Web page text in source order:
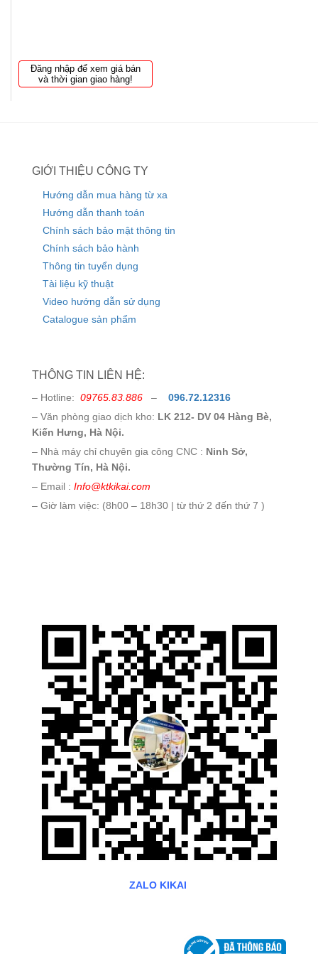
Đăng nhập để xem giá bán
và thời gian giao hàng!
GIỚI THIỆU CÔNG TY
Hướng dẫn mua hàng từ xa
Hướng dẫn thanh toán
Chính sách bảo mật thông tin
Chính sách bảo hành
Thông tin tuyển dụng
Tài liệu kỹ thuật
Video hướng dẫn sử dụng
Catalogue sản phẩm
THÔNG TIN LIÊN HỆ:
– Hotline: 09765.83.886 – 096.72.12316
– Văn phòng giao dịch kho: LK 212- DV 04 Hàng Bè,
Kiến Hưng, Hà Nội.
– Nhà máy chỉ chuyên gia công CNC : Ninh Sở,
Thường Tín, Hà Nội.
– Email : Info@ktkikai.com
– Giờ làm việc: (8h00 – 18h30 | từ thứ 2 đến thứ 7 )
ZALO KIKAI